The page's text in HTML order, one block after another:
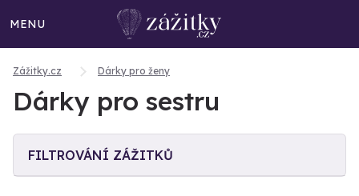
MENU
Zážitky.cz Dárky pro ženy
Dárky pro sestru
FILTROVÁNÍ ZÁŽITKŮ